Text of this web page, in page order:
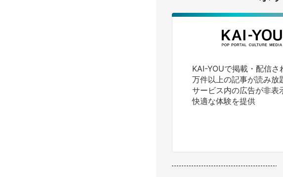
KAI-YOUで掲載・配信さ
万件以上の記事が読み放
サービス内の広告が非表
快適な体験を提供